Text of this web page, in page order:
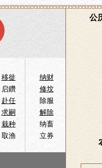
移徙
纳财
启鑽
修坟
赴任
除服
求嗣
解除
栽种
纳畜
取渔 立券
公